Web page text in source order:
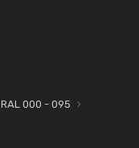
RAL 000 - 095